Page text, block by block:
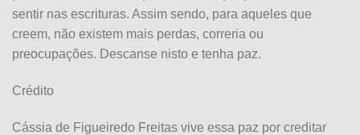
sentir nas escrituras. Assim sendo, para aqueles que
creem, não existem mais perdas, correria ou
preocupações. Descanse nisto e tenha paz.
Crédito
Cássia de Figueiredo Freitas vive essa paz por creditar